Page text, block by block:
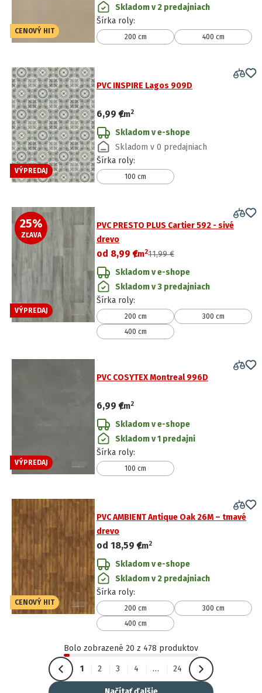
CENOVÝ HIT
Skladom v 2 predajniach
Šírka roly:
200 cm 400 cm
VÝPREDAJ
PVC INSPIRE Lagos 909D
6,99 €
/m2
Skladom v e-shope
Skladom v 0 predajniach
Šírka roly:
100 cm
25%
ZĽAVA
VÝPREDAJ
PVC PRESTO PLUS Cartier 592 - sivé
drevo
od 8,99 €
/m211,99 €
Skladom v e-shope
Skladom v 3 predajniach
Šírka roly:
200 cm
300 cm
400 cm
VÝPREDAJ
PVC COSYTEX Montreal 996D
6,99 €
/m2
Skladom v e-shope
Skladom v 1 predajni
Šírka roly:
100 cm
CENOVÝ HIT
PVC AMBIENT Antique Oak 26M – tmavé
drevo
od 18,59 €
/m2
Skladom v e-shope
Skladom v 2 predajniach
Šírka roly:
200 cm
300 cm
400 cm
Bolo zobrazené 20 z 478 produktov
1 2 3 4 … 24